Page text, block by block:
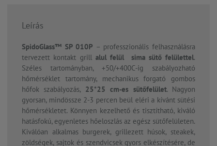
Leírás
SpidoGlass™ SP 010P – professzionális felhasználásra
tervezett kontakt grill alul felül sima sütő felülettel.
Széles tartományban, +50/+400C-ig szabályozható
hőmérséklet tartomány, mechanikus forgató gombos
hőfok szabályozás, 25*25 cm-es sütőfelület. Nagyon
gyorsan, mindössze 2-3 percen beül eléri a kívánt sütési
hőmérsékletet. Könnyen kezelhető és tisztítható, kiváló
hatásfokú, egyenletes hőeloszlás az egész sütőfelületen.
Kiválóan alkalmas burgerek, grillezett húsok, steakek,
zöldségek, sajtok és szendvicsek gyors elkészítésére, de